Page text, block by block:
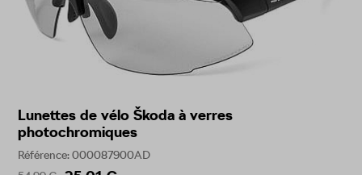
Lunettes de vélo Škoda à verres
photochromiques
Référence: 000087900AD